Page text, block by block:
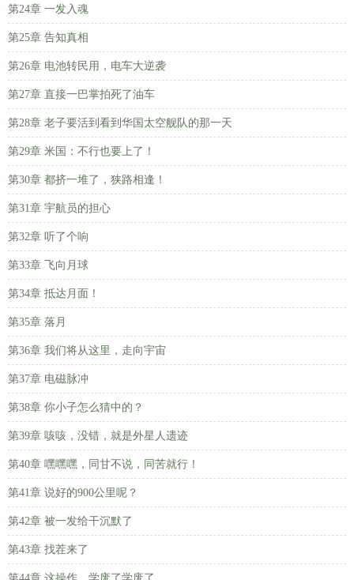
第24章 一发入魂
第25章 告知真相
第26章 电池转民用，电车大逆袭
第27章 直接一巴掌拍死了油车
第28章 老子要活到看到华国太空舰队的那一天
第29章 米国：不行也要上了！
第30章 都挤一堆了，狭路相逢！
第31章 宇航员的担心
第32章 听了个响
第33章 飞向月球
第34章 抵达月面！
第35章 落月
第36章 我们将从这里，走向宇宙
第37章 电磁脉冲
第38章 你小子怎么猜中的？
第39章 咳咳，没错，就是外星人遗迹
第40章 嘿嘿嘿，同甘不说，同苦就行！
第41章 说好的900公里呢？
第42章 被一发给干沉默了
第43章 找茬来了